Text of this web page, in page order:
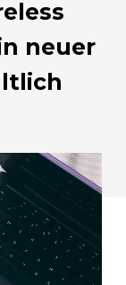
neuer